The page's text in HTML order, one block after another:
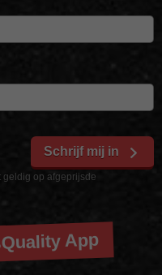
geldig op afgeprijsde
Schrijf mij in
App